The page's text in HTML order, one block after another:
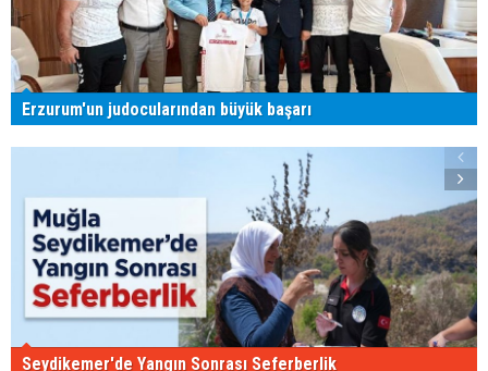
Erzurum'un judocularından büyük başarı
Seydikemer'de Yangın Sonrası Seferberlik